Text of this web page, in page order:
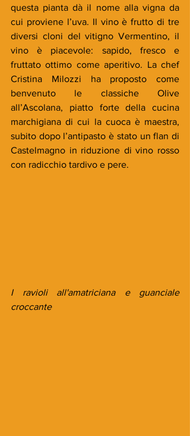
questa pianta dà il nome alla vigna da
cui proviene l’uva. Il vino è frutto di tre
diversi cloni del vitigno Vermentino, il
vino è piacevole: sapido, fresco e
fruttato ottimo come aperitivo. La chef
Cristina Milozzi ha proposto come
benvenuto le classiche Olive
all’Ascolana, piatto forte della cucina
marchigiana di cui la cuoca è maestra,
subito dopo l’antipasto è stato un flan di
Castelmagno in riduzione di vino rosso
con radicchio tardivo e pere.
I ravioli all'amatriciana e guanciale
croccante